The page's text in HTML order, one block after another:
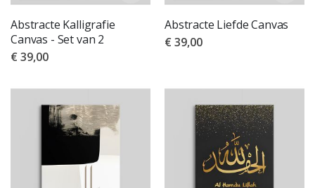
Abstracte Kalligrafie
Canvas - Set van 2
€ 39,00
Abstracte Liefde Canvas
€ 39,00